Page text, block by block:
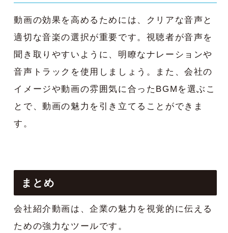
動画の効果を高めるためには、クリアな音声と
適切な音楽の選択が重要です。視聴者が音声を
聞き取りやすいように、明瞭なナレーションや
音声トラックを使用しましょう。また、会社の
イメージや動画の雰囲気に合ったBGMを選ぶこ
とで、動画の魅力を引き立てることができま
す。
まとめ
会社紹介動画は、企業の魅力を視覚的に伝える
ための強力なツールです。